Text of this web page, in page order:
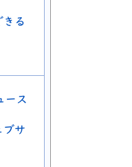
きる
ース
ブサ